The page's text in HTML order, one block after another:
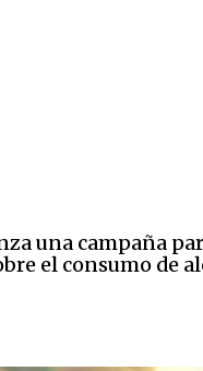
una campaña
el consumo de